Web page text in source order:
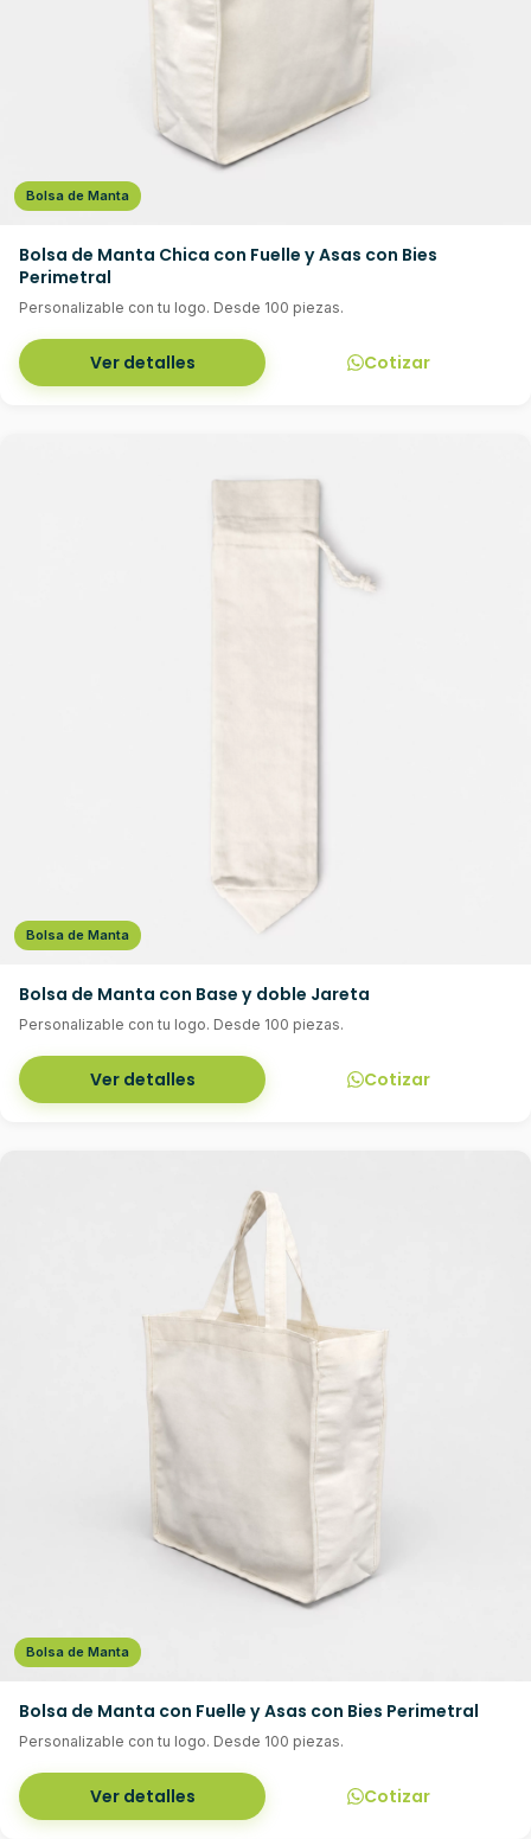
Bolsa de Manta
Bolsa de Manta Chica con Fuelle y Asas con Bies
Perimetral
Personalizable con tu logo. Desde 100 piezas.
Ver detalles Cotizar
Bolsa de Manta
Bolsa de Manta con Base y doble Jareta
Personalizable con tu logo. Desde 100 piezas.
Ver detalles Cotizar
Bolsa de Manta
Bolsa de Manta con Fuelle y Asas con Bies Perimetral
Personalizable con tu logo. Desde 100 piezas.
Ver detalles Cotizar